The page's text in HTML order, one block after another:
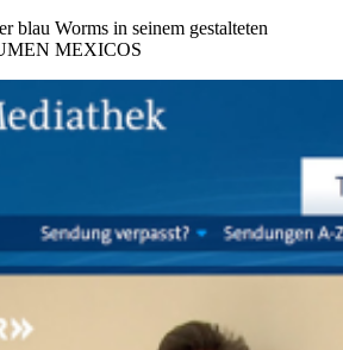
blau Worms in seinem gestalteten
MEXICOS